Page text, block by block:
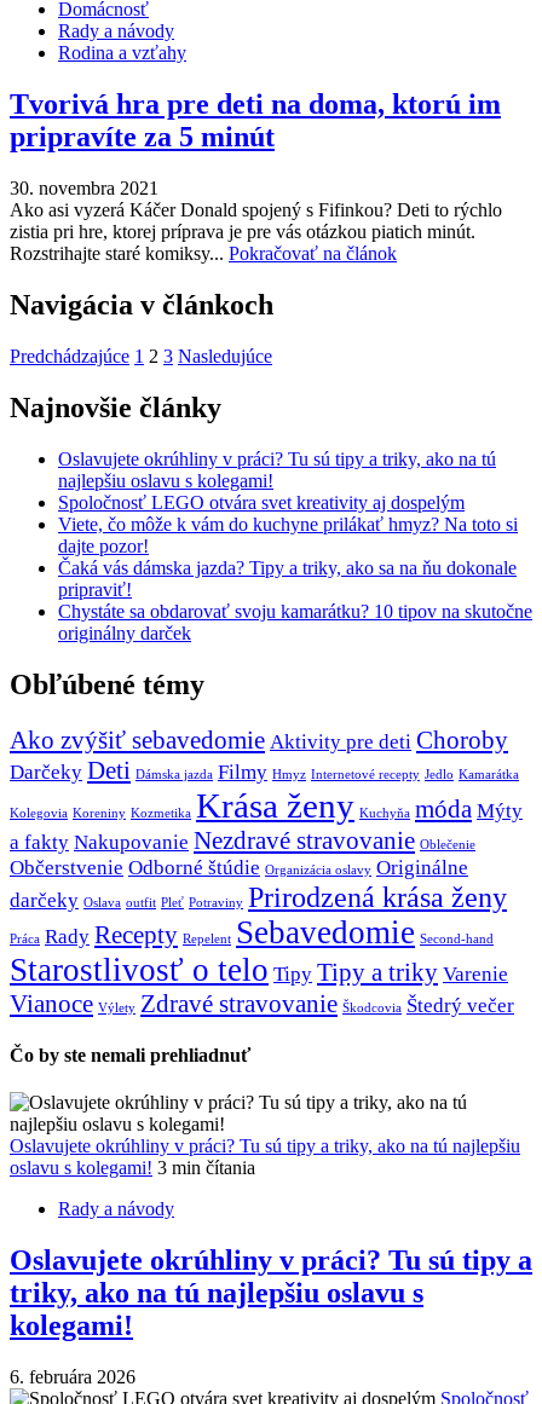
Domácnosť
Rady a návody
Rodina a vzťahy
Tvorivá hra pre deti na doma, ktorú im
pripravíte za 5 minút
30. novembra 2021
Ako asi vyzerá Káčer Donald spojený s Fifinkou? Deti to rýchlo
zistia pri hre, ktorej príprava je pre vás otázkou piatich minút.
Rozstrihajte staré komiksy... Pokračovať na článok
Navigácia v článkoch
Predchádzajúce 1 2 3 Nasledujúce
Najnovšie články
Oslavujete okrúhliny v práci? Tu sú tipy a triky, ako na tú
najlepšiu oslavu s kolegami!
Spoločnosť LEGO otvára svet kreativity aj dospelým
Viete, čo môže k vám do kuchyne prilákať hmyz? Na toto si
dajte pozor!
Čaká vás dámska jazda? Tipy a triky, ako sa na ňu dokonale
pripraviť!
Chystáte sa obdarovať svoju kamarátku? 10 tipov na skutočne
originálny darček
Obľúbené témy
Ako zvýšiť sebavedomie Aktivity pre deti Choroby
Darčeky Deti Dámska jazda Filmy Hmyz Internetové recepty Jedlo Kamarátka
Kolegovia Koreniny Kozmetika Krása ženy Kuchyňa móda Mýty
a fakty Nakupovanie Nezdravé stravovanie Oblečenie
Občerstvenie Odborné štúdie Organizácia oslavy Originálne
darčeky Oslava outfit Pleť Potraviny Prirodzená krása ženy
Práca Rady Recepty Repelent Sebavedomie Second-hand
Starostlivosť o telo Tipy Tipy a triky Varenie
Vianoce Výlety Zdravé stravovanie Škodcovia Štedrý večer
Čo by ste nemali prehliadnuť
Oslavujete okrúhliny v práci? Tu sú tipy a triky, ako na tú najlepšiu
oslavu s kolegami! 3 min čítania
Rady a návody
Oslavujete okrúhliny v práci? Tu sú tipy a
triky, ako na tú najlepšiu oslavu s
kolegami!
6. februára 2026
Spoločnosť